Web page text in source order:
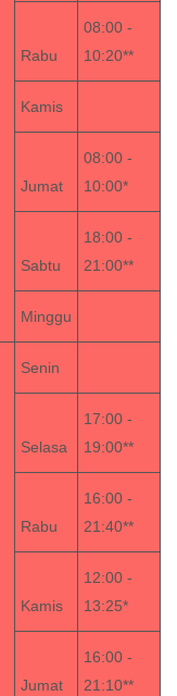
Rabu
08:00 -
10:20**
Kamis
Jumat
08:00 -
10:00*
Sabtu
18:00 -
21:00**
Minggu
Senin
Selasa
17:00 -
19:00**
Rabu
16:00 -
21:40**
Kamis
12:00 -
13:25*
Jumat
16:00 -
21:10**